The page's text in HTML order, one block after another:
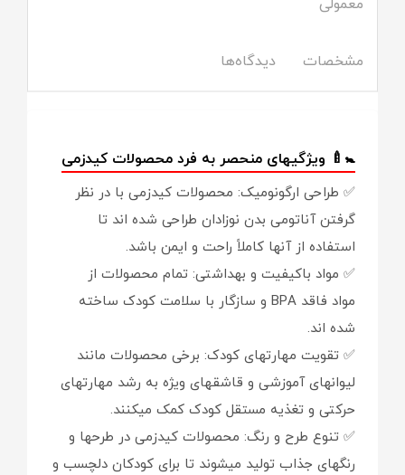
معمولی
مشخصات دیدگاه‌ها
🚼🍼 ویژگیهای منحصر به فرد محصولات کیدزمی
✅ طراحی ارگونومیک: محصولات کیدزمی با در نظر
گرفتن آناتومی بدن نوزادان طراحی شده اند تا
استفاده از آنها کاملاً راحت و ایمن باشد.
✅ مواد باکیفیت و بهداشتی: تمام محصولات از
مواد فاقد BPA و سازگار با سلامت کودک ساخته
شده اند.
✅ تقویت مهارتهای کودک: برخی محصولات مانند
لیوانهای آموزشی و قاشقهای ویژه به رشد مهارتهای
حرکتی و تغذیه مستقل کودک کمک میکنند.
✅ تنوع طرح و رنگ: محصولات کیدزمی در طرحها و
رنگهای جذاب تولید میشوند تا برای کودکان دلچسب و